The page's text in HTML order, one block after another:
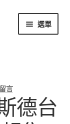
選單
言
德台